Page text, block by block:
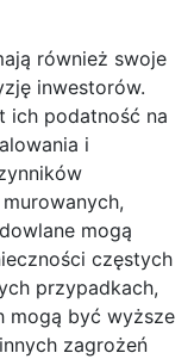
również swoje
inwestorów.
ich podatność na
i
mogą
częstych
przypadkach,
mogą być wyższe
zagrożeń